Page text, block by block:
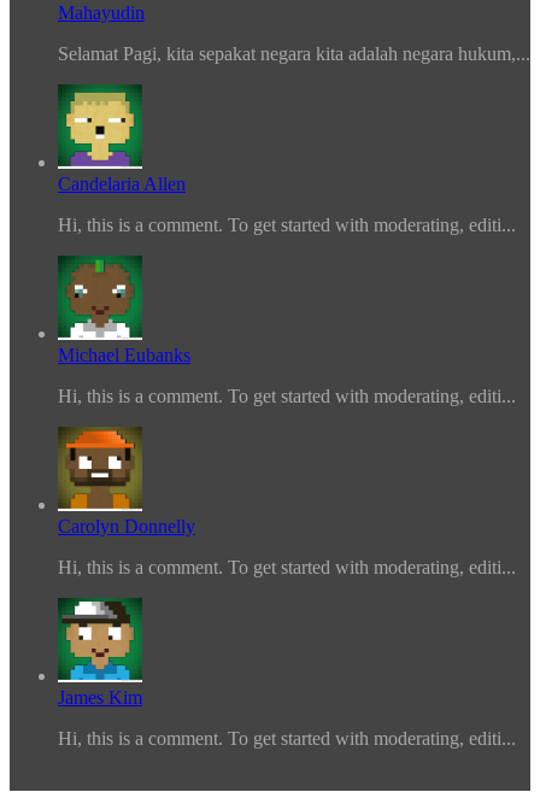
Mahayudin
Selamat Pagi, kita sepakat negara kita adalah negara hukum,...
Candelaria Allen
Hi, this is a comment. To get started with moderating, editi...
Michael Eubanks
Hi, this is a comment. To get started with moderating, editi...
Carolyn Donnelly
Hi, this is a comment. To get started with moderating, editi...
James Kim
Hi, this is a comment. To get started with moderating, editi...